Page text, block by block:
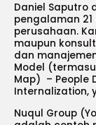
Daniel Saputro
pengalaman
perusahaan.
maupun
dan
Model
Map) – People
Internalization,
Nuqul Group